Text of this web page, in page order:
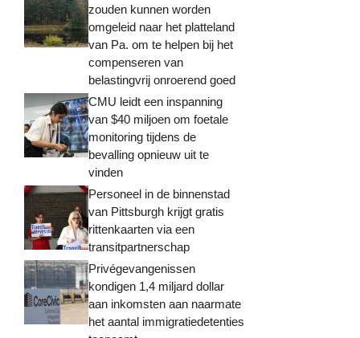
zouden kunnen worden
omgeleid naar het platteland
van Pa. om te helpen bij het
compenseren van
belastingvrij onroerend goed
CMU leidt een inspanning
van $40 miljoen om foetale
monitoring tijdens de
bevalling opnieuw uit te
vinden
Personeel in de binnenstad
van Pittsburgh krijgt gratis
rittenkaarten via een
transitpartnerschap
Privégevangenissen
kondigen 1,4 miljard dollar
aan inkomsten aan naarmate
het aantal immigratiedetenties